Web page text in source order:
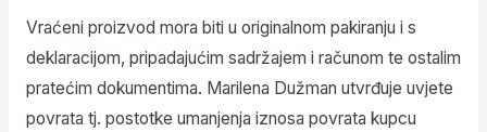
Vraćeni proizvod mora biti u originalnom pakiranju i s
deklaracijom, pripadajućim sadržajem i računom te ostalim
pratećim dokumentima. Marilena Dužman utvrđuje uvjete
povrata tj. postotke umanjenja iznosa povrata kupcu